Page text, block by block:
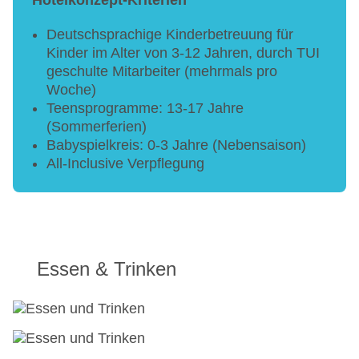
Deutschsprachige Kinderbetreuung für
Kinder im Alter von 3-12 Jahren, durch TUI
geschulte Mitarbeiter (mehrmals pro
Woche)
Teensprogramme: 13-17 Jahre
(Sommerferien)
Babyspielkreis: 0-3 Jahre (Nebensaison)
All-Inclusive Verpflegung
Essen & Trinken